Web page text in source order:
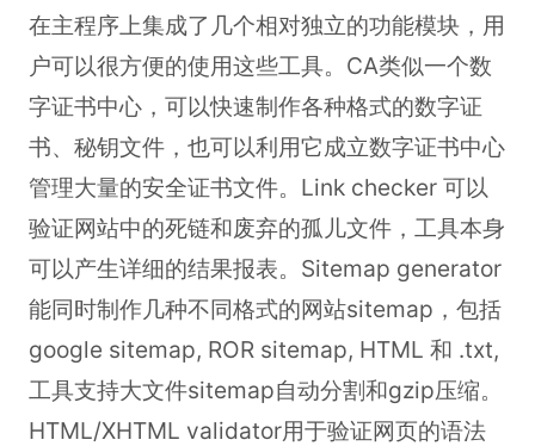
在主程序上集成了几个相对独立的功能模块，用
户可以很方便的使用这些工具。CA类似一个数
字证书中心，可以快速制作各种格式的数字证
书、秘钥文件，也可以利用它成立数字证书中心
管理大量的安全证书文件。Link checker 可以
验证网站中的死链和废弃的孤儿文件，工具本身
可以产生详细的结果报表。Sitemap generator
能同时制作几种不同格式的网站sitemap，包括
google sitemap, ROR sitemap, HTML 和 .txt,
工具支持大文件sitemap自动分割和gzip压缩。
HTML/XHTML validator用于验证网页的语法